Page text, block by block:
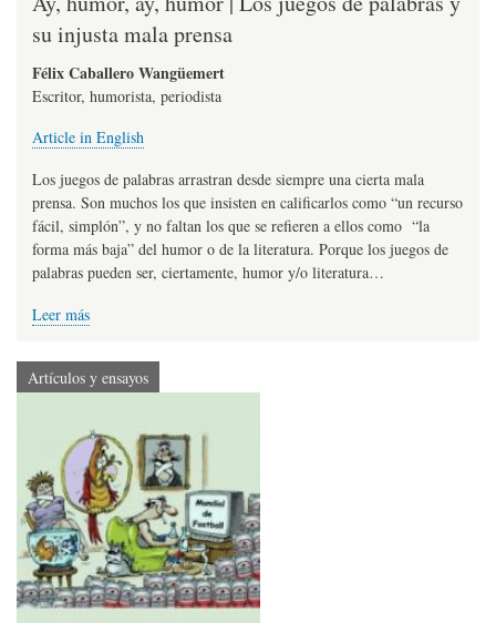
su injusta mala prensa
Félix Caballero Wangüemert
Escritor, humorista, periodista
Article in English
Los juegos de palabras arrastran desde siempre una cierta mala
prensa. Son muchos los que insisten en calificarlos como “un recurso
fácil, simplón”, y no faltan los que se refieren a ellos como “la
forma más baja” del humor o de la literatura. Porque los juegos de
palabras pueden ser, ciertamente, humor y/o literatura…
Leer más
Artículos y ensayos